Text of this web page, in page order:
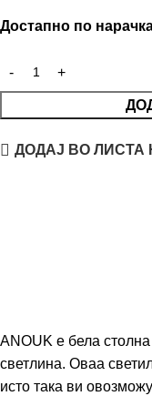
Достапно по
ДОДАЈ ВО ЛИСТА
ANOUK е бела
светлина. Оваа
исто така ви